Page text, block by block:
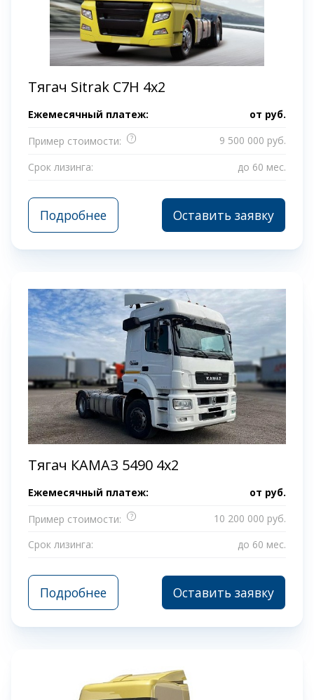
Тягач Sitrak C7H 4x2
Ежемесячный платеж: от руб.
Пример стоимости:
?
9 500 000 руб.
Срок лизинга:
до 60 мес.
Подробнее Оставить заявку
Тягач КАМАЗ 5490 4x2
Ежемесячный платеж: от руб.
Пример стоимости:
?
10 200 000 руб.
Срок лизинга:
до 60 мес.
Подробнее Оставить заявку